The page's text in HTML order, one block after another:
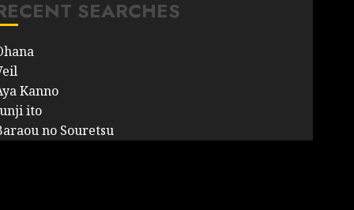
SEARCHES
Kanno
ito
no Souretsu